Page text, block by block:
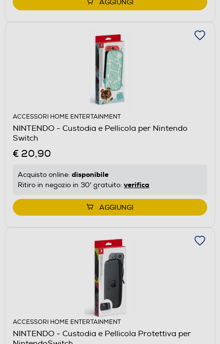
AGGIUNGI
ACCESSORI HOME ENTERTAINMENT
NINTENDO - Custodia e Pellicola per Nintendo
Switch
€ 20,90
Acquisto online: disponibile
Ritiro in negozio in 30' gratuito: verifica
AGGIUNGI
ACCESSORI HOME ENTERTAINMENT
NINTENDO - Custodia e Pellicola Protettiva per